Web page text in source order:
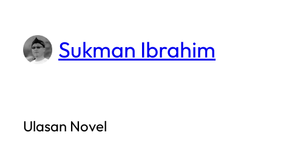
konten
Sukman Ibrahim
Ulasan Novel